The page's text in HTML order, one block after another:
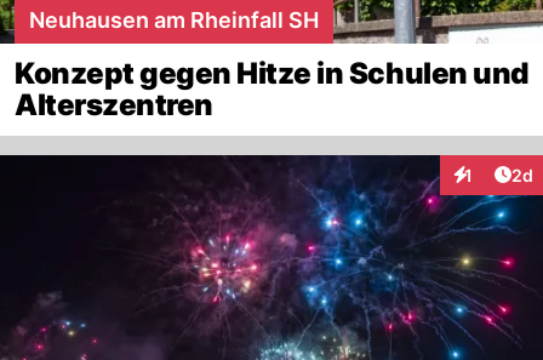
Neuhausen am Rheinfall SH
Konzept gegen Hitze in Schulen und
Alterszentren
1 2d